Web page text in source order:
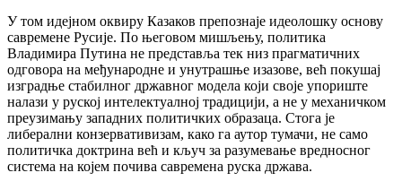
У том идејном оквиру Казаков препознаје идеолошку основу
савремене Русије. По његовом мишљењу, политика
Владимира Путина не представља тек низ прагматичних
одговора на међународне и унутрашње изазове, већ покушај
изградње стабилног државног модела који своје упориште
налази у руској интелектуалној традицији, а не у механичком
преузимању западних политичких образаца. Стога је
либерални конзервативизам, како га аутор тумачи, не само
политичка доктрина већ и кључ за разумевање вредносног
система на којем почива савремена руска држава.